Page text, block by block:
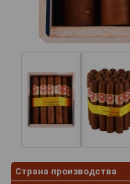
Страна производства